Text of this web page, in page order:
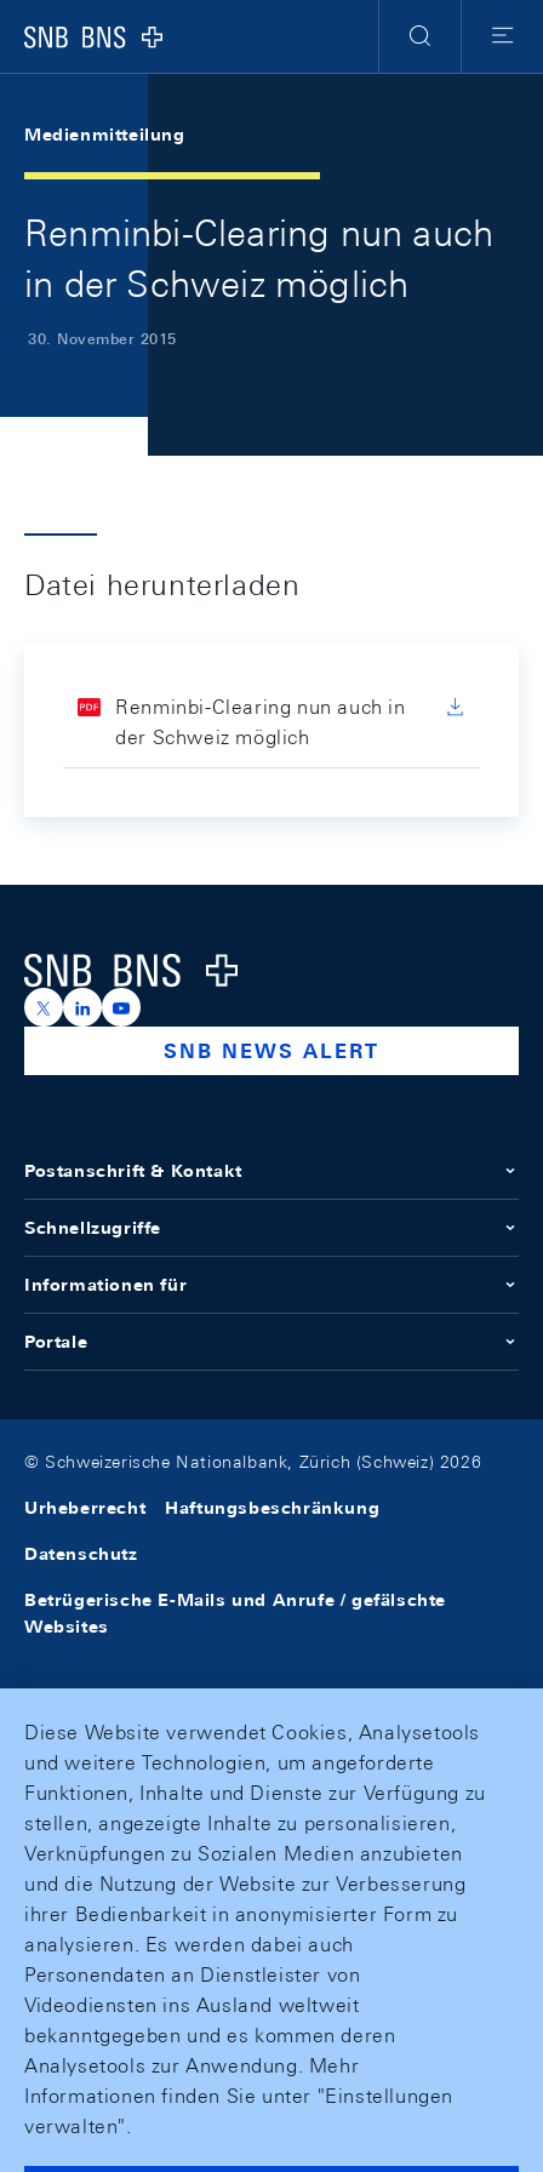
Logo
Suche
Menu
Medienmitteilung
Renminbi-Clearing nun auch
in der Schweiz möglich
30. November 2015
Datei herunterladen
Renminbi-Clearing nun auch in
der Schweiz möglich
Logo
https://x.com/snb_bns
https://ch.linkedin.com/company/swiss-national-
https://www.youtube.com/@swissnationalbank
SNB NEWS ALERT
Postanschrift & Kontakt
Schnellzugriffe
Informationen für
Portale
© Schweizerische Nationalbank, Zürich (Schweiz) 2026
Urheberrecht Haftungsbeschränkung
Datenschutz
Betrügerische E-Mails und Anrufe / gefälschte
Websites
Diese Website verwendet Cookies, Analysetools
und weitere Technologien, um angeforderte
Funktionen, Inhalte und Dienste zur Verfügung zu
stellen, angezeigte Inhalte zu personalisieren,
Verknüpfungen zu Sozialen Medien anzubieten
und die Nutzung der Website zur Verbesserung
ihrer Bedienbarkeit in anonymisierter Form zu
analysieren. Es werden dabei auch
Personendaten an Dienstleister von
Videodiensten ins Ausland weltweit
bekanntgegeben und es kommen deren
Analysetools zur Anwendung. Mehr
Informationen finden Sie unter "Einstellungen
verwalten".